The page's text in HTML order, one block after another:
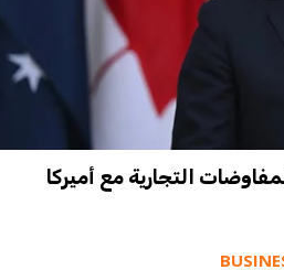
التجارية مع أميركا